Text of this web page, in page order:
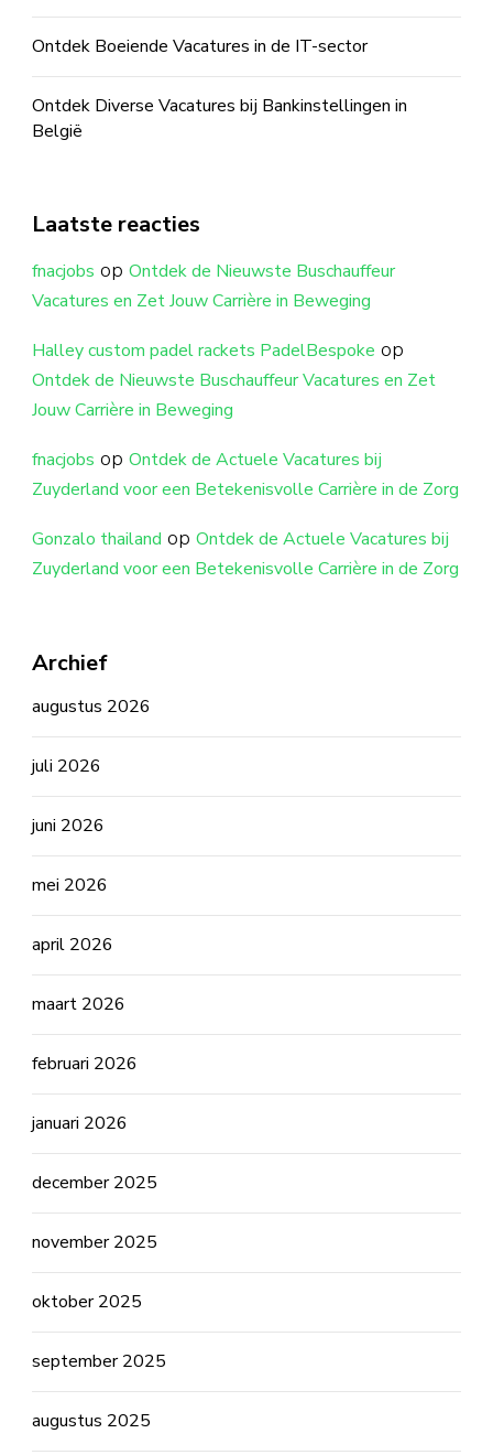
Ontdek Boeiende Vacatures in de IT-sector
Ontdek Diverse Vacatures bij Bankinstellingen in
België
Laatste reacties
fnacjobs op Ontdek de Nieuwste Buschauffeur
Vacatures en Zet Jouw Carrière in Beweging
Halley custom padel rackets PadelBespoke op
Ontdek de Nieuwste Buschauffeur Vacatures en Zet
Jouw Carrière in Beweging
fnacjobs op Ontdek de Actuele Vacatures bij
Zuyderland voor een Betekenisvolle Carrière in de Zorg
Gonzalo thailand op Ontdek de Actuele Vacatures bij
Zuyderland voor een Betekenisvolle Carrière in de Zorg
Archief
augustus 2026
juli 2026
juni 2026
mei 2026
april 2026
maart 2026
februari 2026
januari 2026
december 2025
november 2025
oktober 2025
september 2025
augustus 2025